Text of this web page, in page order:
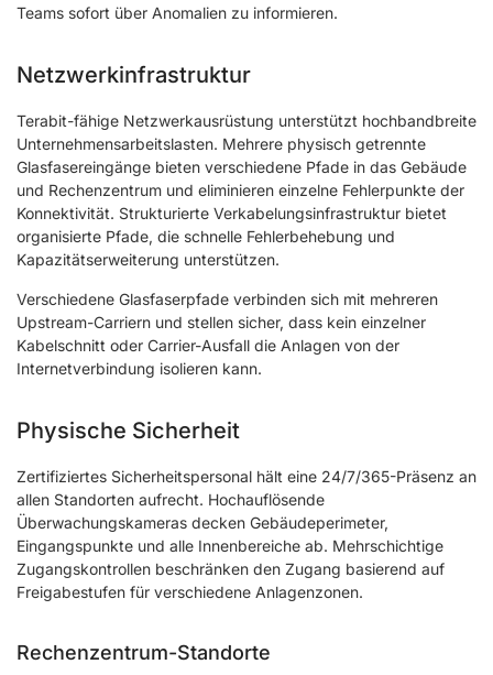
Teams sofort über Anomalien zu informieren.
Netzwerkinfrastruktur
Terabit-fähige Netzwerkausrüstung unterstützt hochbandbreite
Unternehmensarbeitslasten. Mehrere physisch getrennte
Glasfasereingänge bieten verschiedene Pfade in das Gebäude
und Rechenzentrum und eliminieren einzelne Fehlerpunkte der
Konnektivität. Strukturierte Verkabelungsinfrastruktur bietet
organisierte Pfade, die schnelle Fehlerbehebung und
Kapazitätserweiterung unterstützen.
Verschiedene Glasfaserpfade verbinden sich mit mehreren
Upstream-Carriern und stellen sicher, dass kein einzelner
Kabelschnitt oder Carrier-Ausfall die Anlagen von der
Internetverbindung isolieren kann.
Physische Sicherheit
Zertifiziertes Sicherheitspersonal hält eine 24/7/365-Präsenz an
allen Standorten aufrecht. Hochauflösende
Überwachungskameras decken Gebäudeperimeter,
Eingangspunkte und alle Innenbereiche ab. Mehrschichtige
Zugangskontrollen beschränken den Zugang basierend auf
Freigabestufen für verschiedene Anlagenzonen.
Rechenzentrum-Standorte